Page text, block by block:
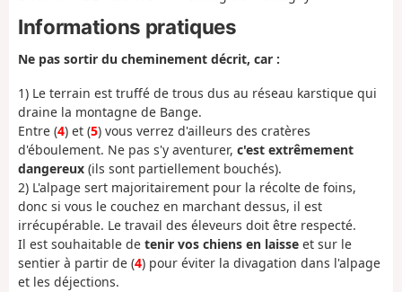
Informations pratiques
Ne pas sortir du cheminement décrit, car :
1) Le terrain est truffé de trous dus au réseau karstique qui
draine la montagne de Bange.
Entre (4) et (5) vous verrez d'ailleurs des cratères
d'éboulement. Ne pas s'y aventurer, c'est extrêmement
dangereux (ils sont partiellement bouchés).
2) L'alpage sert majoritairement pour la récolte de foins,
donc si vous le couchez en marchant dessus, il est
irrécupérable. Le travail des éleveurs doit être respecté.
Il est souhaitable de tenir vos chiens en laisse et sur le
sentier à partir de (4) pour éviter la divagation dans l'alpage
et les déjections.